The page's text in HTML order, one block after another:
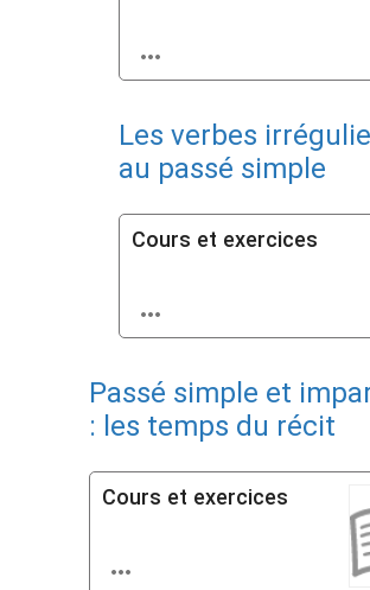

Les verbes
au passé simple
Cours et exercices

Passé simple et
: les temps du récit
Cours et exercices
